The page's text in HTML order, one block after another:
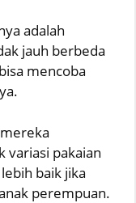
adalah
jauh berbeda
mencoba
variasi pakaian
baik jika
perempuan.